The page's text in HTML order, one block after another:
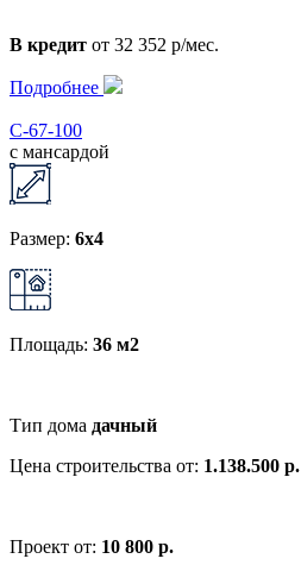
В кредит от 32 352 р/мес.
Подробнее
С-67-100
с мансардой
Размер: 6x4
Площадь: 36 м2
Тип дома дачный
Цена строительства от: 1.138.500 р.
Проект от: 10 800 р.